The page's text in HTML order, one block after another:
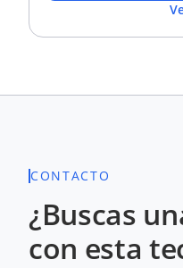
CONTACTO
¿Buscas
con esta